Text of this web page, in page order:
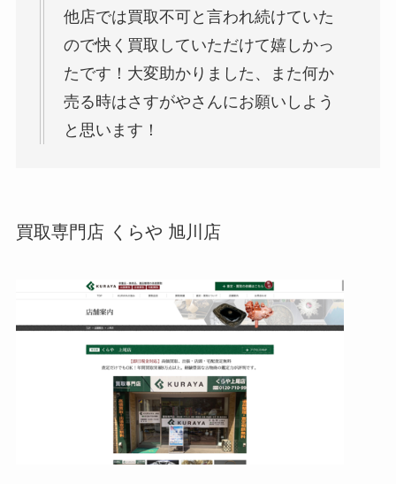
他店では買取不可と言われ続けていた
ので快く買取していただけて嬉しかっ
たです！大変助かりました、また何か
売る時はさすがやさんにお願いしよう
と思います！
買取専門店 くらや 旭川店